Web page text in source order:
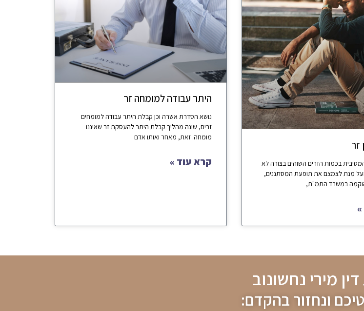
זר
בכמות הזרים השוהים בצורה לא
מנת לצמצם את תופעת המסתננים,
היתר עבודה למומחה זר
נושא הסדרת אשרה וכן קבלת היתר עבודה למומחים
זרים, שונה מהליך קבלת היתר להעסקת זר שאיננו
מומחה. זאת, מאחר ואותו אדם
קרא עוד »
מירי נחשונוב
ונחזור בהקדם: